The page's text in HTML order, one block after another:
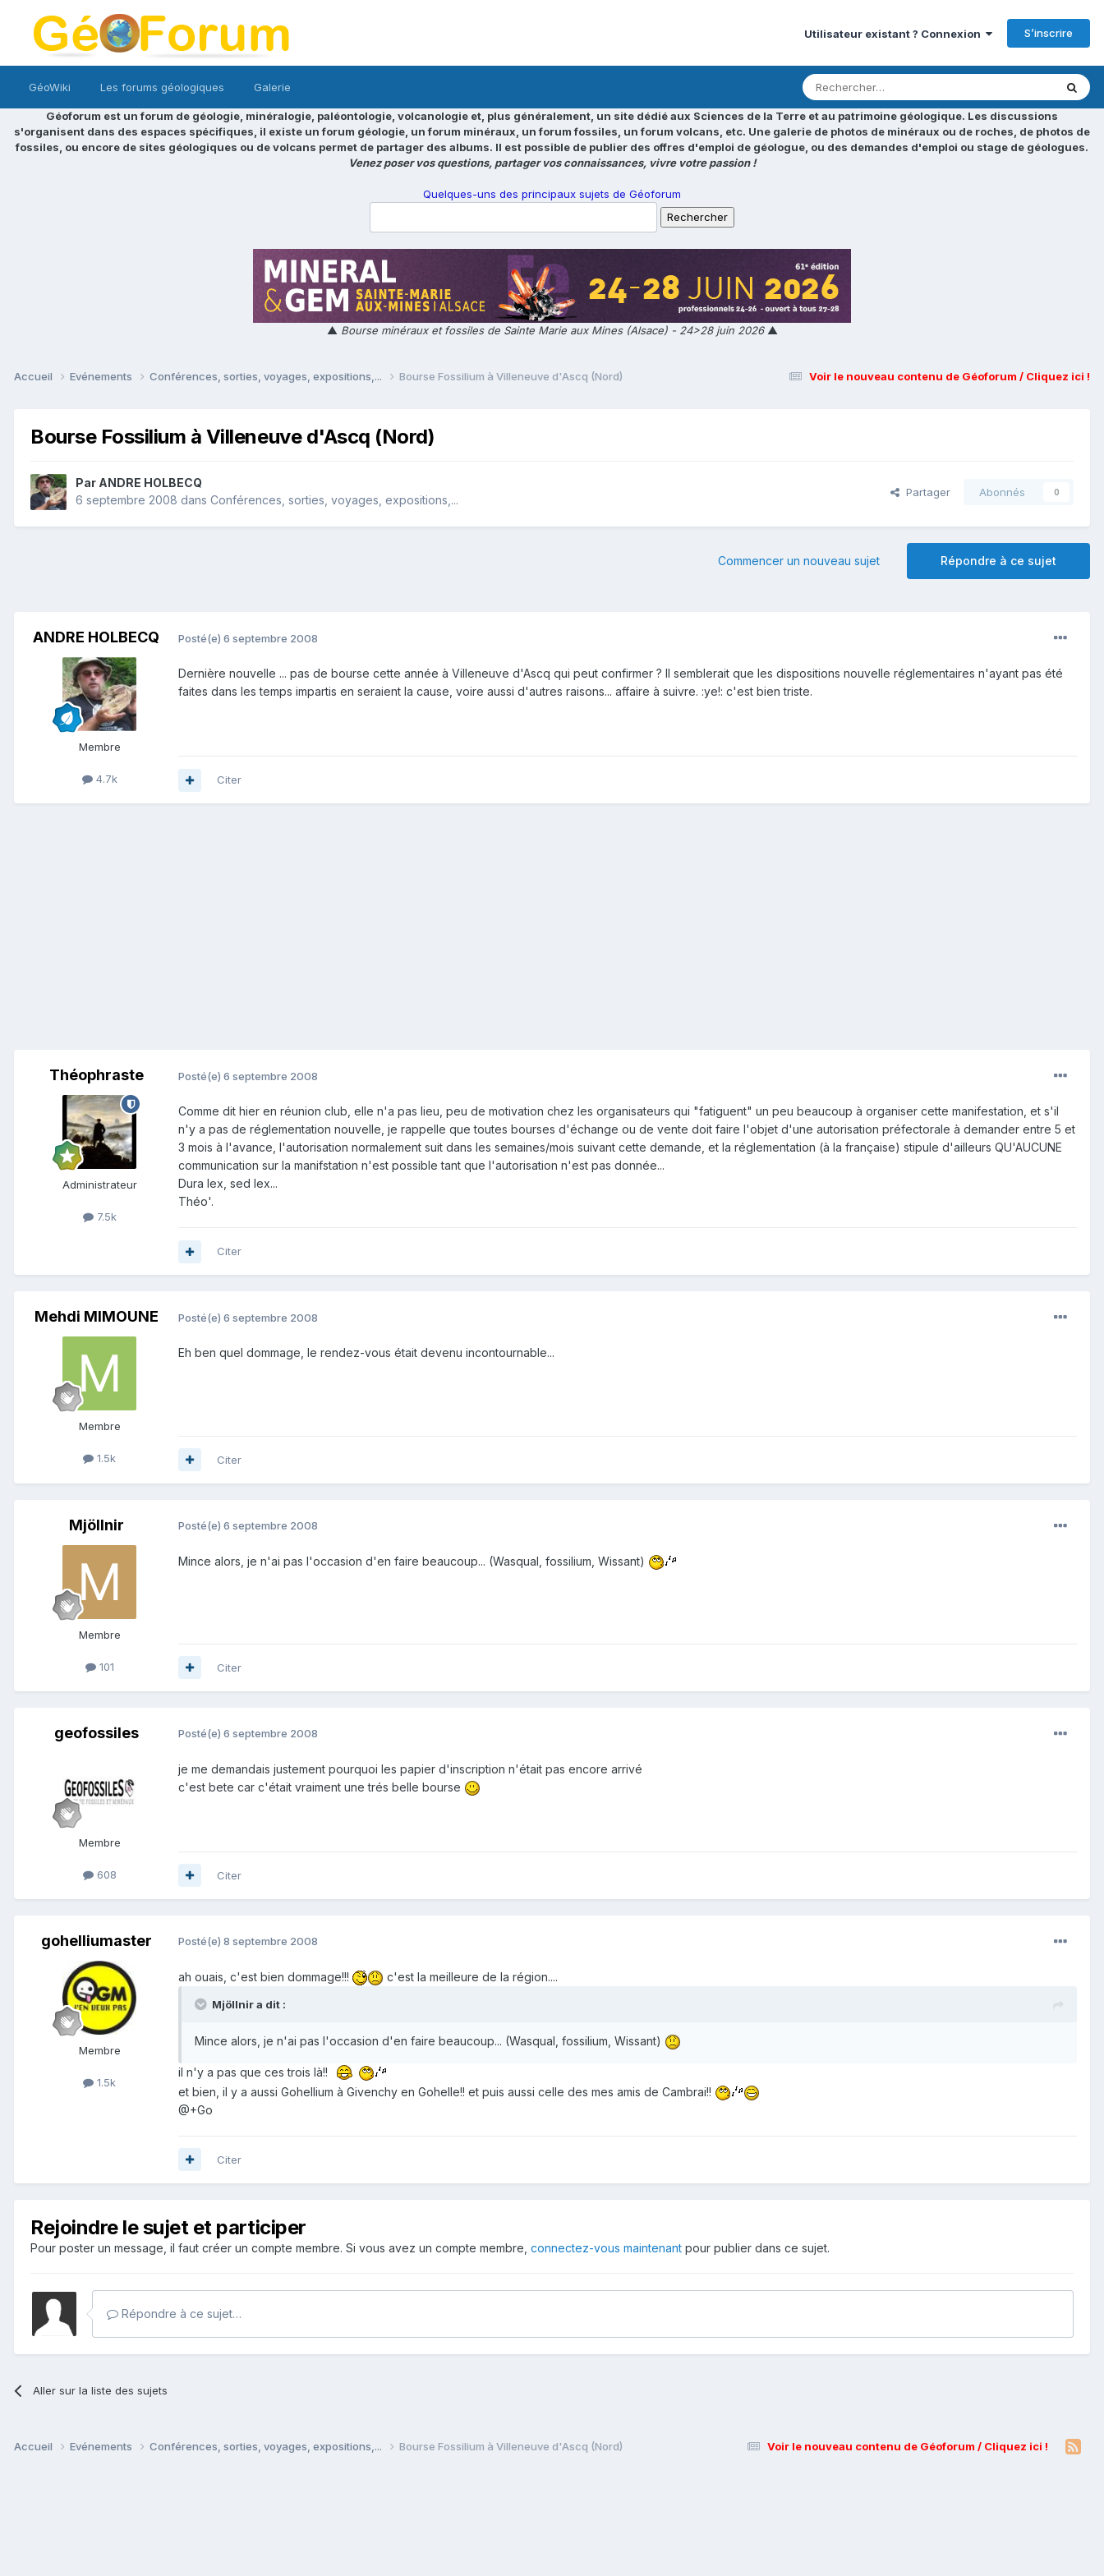
Utilisateur existant ? Connexion S’inscrire
GéoWiki Les forums géologiques Galerie
Géoforum est un forum de géologie, minéralogie, paléontologie, volcanologie et, plus généralement, un site dédié aux Sciences de la Terre et au patrimoine géologique. Les discussions
s'organisent dans des espaces spécifiques, il existe un forum géologie, un forum minéraux, un forum fossiles, un forum volcans, etc. Une galerie de photos de minéraux ou de roches, de photos de
fossiles, ou encore de sites géologiques ou de volcans permet de partager des albums. Il est possible de publier des offres d'emploi de géologue, ou des demandes d'emploi ou stage de géologues.
Venez poser vos questions, partager vos connaissances, vivre votre passion !
Quelques-uns des principaux sujets de Géoforum
▲ Bourse minéraux et fossiles de Sainte Marie aux Mines (Alsace) - 24>28 juin 2026▲
Voir le nouveau contenu de Géoforum / Cliquez ici !
Accueil Evénements Conférences, sorties, voyages, expositions,... Bourse Fossilium à Villeneuve d'Ascq (Nord)
Bourse Fossilium à Villeneuve d'Ascq (Nord)
Par ANDRE HOLBECQ
6 septembre 2008 dans Conférences, sorties, voyages, expositions,...
Partager Abonnés 0
Répondre à ce sujet
Commencer un nouveau sujet
ANDRE HOLBECQ
Membre
4.7k
Posté(e) 6 septembre 2008
Dernière nouvelle ... pas de bourse cette année à Villeneuve d'Ascq qui peut confirmer ? Il semblerait que les dispositions nouvelle réglementaires n'ayant pas été
faites dans les temps impartis en seraient la cause, voire aussi d'autres raisons... affaire à suivre. :ye!: c'est bien triste.
Citer
Théophraste
Administrateur
7.5k
Posté(e) 6 septembre 2008
Comme dit hier en réunion club, elle n'a pas lieu, peu de motivation chez les organisateurs qui "fatiguent" un peu beaucoup à organiser cette manifestation, et s'il
n'y a pas de réglementation nouvelle, je rappelle que toutes bourses d'échange ou de vente doit faire l'objet d'une autorisation préfectorale à demander entre 5 et
3 mois à l'avance, l'autorisation normalement suit dans les semaines/mois suivant cette demande, et la réglementation (à la française) stipule d'ailleurs QU'AUCUNE
communication sur la manifstation n'est possible tant que l'autorisation n'est pas donnée...
Dura lex, sed lex...
Théo'.
Citer
Mehdi MIMOUNE
Membre
1.5k
Posté(e) 6 septembre 2008
Eh ben quel dommage, le rendez-vous était devenu incontournable...
Citer
Mjöllnir
Membre
101
Posté(e) 6 septembre 2008
Mince alors, je n'ai pas l'occasion d'en faire beaucoup... (Wasqual, fossilium, Wissant)
Citer
geofossiles
Membre
608
Posté(e) 6 septembre 2008
je me demandais justement pourquoi les papier d'inscription n'était pas encore arrivé
c'est bete car c'était vraiment une trés belle bourse
Citer
gohelliumaster
Membre
1.5k
Posté(e) 8 septembre 2008
ah ouais, c'est bien dommage!!! c'est la meilleure de la région....
Mjöllnir a dit :
Mince alors, je n'ai pas l'occasion d'en faire beaucoup... (Wasqual, fossilium, Wissant)
il n'y a pas que ces trois là!!
et bien, il y a aussi Gohellium à Givenchy en Gohelle!! et puis aussi celle des mes amis de Cambrai!!
@+Go
Citer
Rejoindre le sujet et participer
Pour poster un message, il faut créer un compte membre. Si vous avez un compte membre, connectez-vous maintenant pour publier dans ce sujet.
Répondre à ce sujet…
Aller sur la liste des sujets
Voir le nouveau contenu de Géoforum / Cliquez ici !
Accueil Evénements Conférences, sorties, voyages, expositions,... Bourse Fossilium à Villeneuve d'Ascq (Nord)